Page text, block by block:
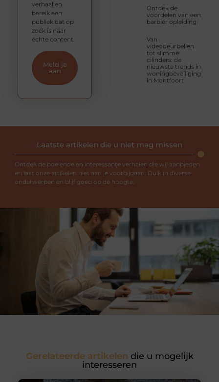
Ontdek de
voordelen van een
barbier opleiding
Van
videodeurbellen
tot slimme
cilinders: de
nieuwste trends in
woningbeveiliging
in Montfoort
verhaal en
bereik een
publiek dat op
zoek is naar
échte content.
Meld je
aan
Laatste artikelen die u niet mag missen
Ontdek de boeiende en interessante verhalen die wij aanbieden
en laat onze artikelen niet aan je voorbijgaan. Duik in diverse
onderwerpen en blijf goed op de hoogte.
Gerelateerde artikelen die u mogelijk
interesseren